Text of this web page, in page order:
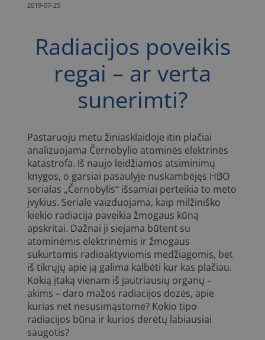
2019-07-25
Radiacijos poveikis
regai – ar verta
sunerimti?
Pastaruoju metu žiniasklaidoje itin plačiai
analizuojama Černobylio atominės elektrinės
katastrofa. Iš naujo leidžiamos atsiminimų
knygos, o garsiai pasaulyje nuskambėjęs HBO
serialas „Černobylis“ išsamiai perteikia to meto
įvykius. Seriale vaizduojama, kaip milžiniško
kiekio radiacija paveikia žmogaus kūną
apskritai. Dažnai ji siejama būtent su
atominėmis elektrinėmis ir žmogaus
sukurtomis radioaktyviomis medžiagomis, bet
iš tikrųjų apie ją galima kalbėti kur kas plačiau.
Kokią įtaką vienam iš jautriausių organų –
akims – daro mažos radiacijos dozės, apie
kurias net nesusimąstome? Kokio tipo
radiacijos būna ir kurios derėtų labiausiai
saugotis?